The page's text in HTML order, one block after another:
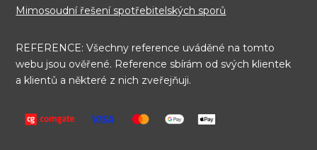
Mimosoudní řešení spotřebitelských sporů
REFERENCE: Všechny reference uváděné na tomto
webu jsou ověřené. Reference sbírám od svých klientek
a klientů a některé z nich zveřejňuji.